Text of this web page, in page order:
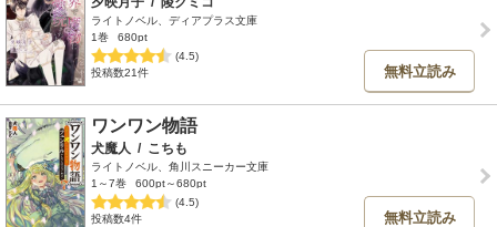
ライトノベル、ディアプラス文庫
1巻
680pt
(4.5)
投稿数21件
無料立読み
ワンワン物語
犬魔人 / こちも
ライトノベル、角川スニーカー文庫
1～7巻
600pt～680pt
(4.5)
投稿数4件
無料立読み